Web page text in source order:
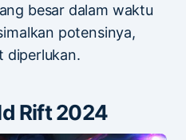
besar dalam waktu
potensinya,
diperlukan.
Rift 2024